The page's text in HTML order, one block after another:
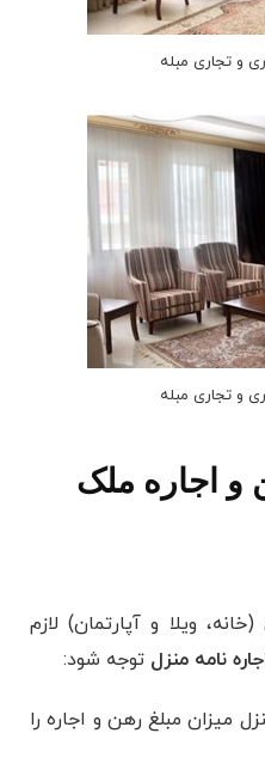
و تجاری مبله
و تجاری مبله
و اجاره ملک
ویلا و آپارتمان) لازم
نامه منزل توجه شود:
میزان مبلغ رهن و اجاره را